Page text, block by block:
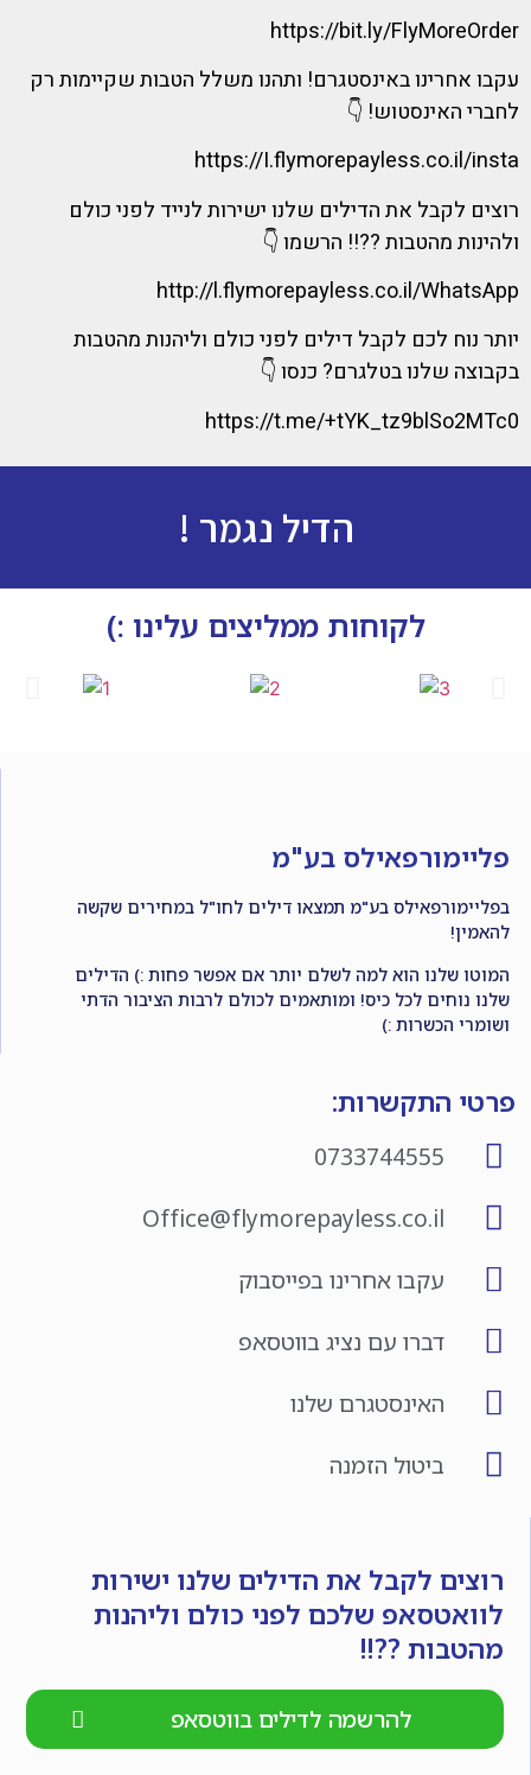
https://bit.ly/FlyMoreOrder
עקבו אחרינו באינסטגרם! ותהנו משלל הטבות שקיימות רק
לחברי האינסטוש! 👇
https://I.flymorepayless.co.il/insta
רוצים לקבל את הדילים שלנו ישירות לנייד לפני כולם
ולהינות מהטבות ??!! הרשמו 👇
http://l.flymorepayless.co.il/WhatsApp
יותר נוח לכם לקבל דילים לפני כולם וליהנות מהטבות
בקבוצה שלנו בטלגרם? כנסו 👇
https://t.me/+tYK_tz9blSo2MTc0
הדיל נגמר !
לקוחות ממליצים עלינו :)
פליימורפאילס בע"מ
בפליימורפאילס בע"מ תמצאו דילים לחו"ל במחירים שקשה
להאמין!
המוטו שלנו הוא למה לשלם יותר אם אפשר פחות :) הדילים
שלנו נוחים לכל כיס! ומותאמים לכולם לרבות הציבור הדתי
ושומרי הכשרות :)
פרטי התקשרות:
0733744555
Office@flymorepayless.co.il
עקבו אחרינו בפייסבוק
דברו עם נציג בווטסאפ
האינסטגרם שלנו
ביטול הזמנה
רוצים לקבל את הדילים שלנו ישירות
לוואטסאפ שלכם לפני כולם וליהנות
מהטבות ??!!
להרשמה לדילים בווטסאפ